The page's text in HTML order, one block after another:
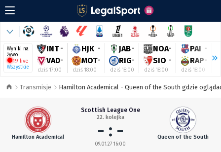
Wyniki na
żywo
19 live
Wszystkie
INT-
VAD-
dziś 17:00
HJK -
MOT-
dziś 18:00
JAB-
RIG-
dziś 18:00
NOA-
SIO -
dziś 18:00
PAI -
RAP-
dziś 18:00
Transmisje Hamilton Academical - Queen of the South gdzie
Hamilton Academical
Scottish League One
22. kolejka
- : -
09.01.27 16:00
Queen of the South